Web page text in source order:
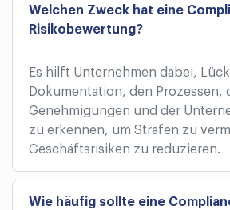
Welchen Zweck hat eine
Risikobewertung?
Es hilft Unternehmen dabei,
Dokumentation, den Prozessen,
Genehmigungen und der
zu erkennen, um Strafen zu
Geschäftsrisiken zu reduzieren.
Wie häufig sollte eine